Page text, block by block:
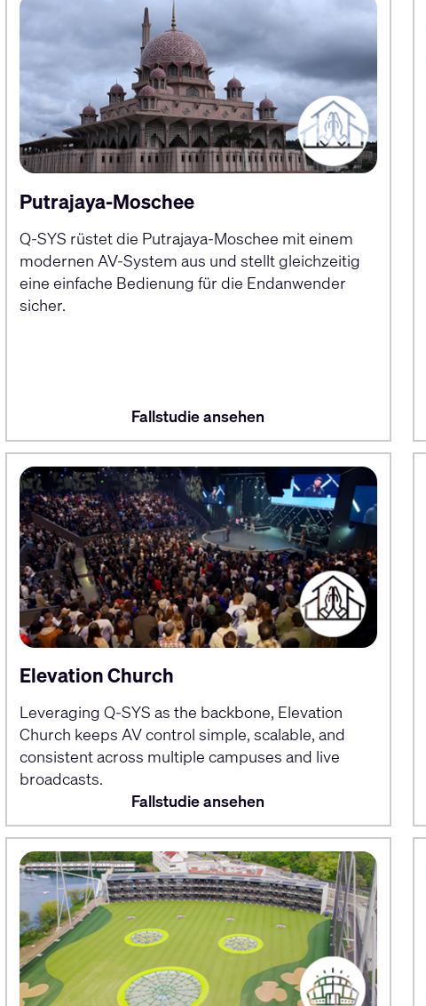
Putrajaya-Moschee
Q-SYS rüstet die Putrajaya-Moschee mit einem
modernen AV-System aus und stellt gleichzeitig
eine einfache Bedienung für die Endanwender
sicher.
Fallstudie ansehen
Elevation Church
Leveraging Q-SYS as the backbone, Elevation
Church keeps AV control simple, scalable, and
consistent across multiple campuses and live
broadcasts.
Fallstudie ansehen